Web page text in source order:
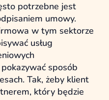
potrzebne jest
umowy.
w tym sektorze
usług
sposób
Tak, żeby klient
który będzie